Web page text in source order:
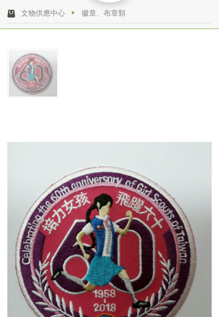
文物供應中心 徽章、布章類